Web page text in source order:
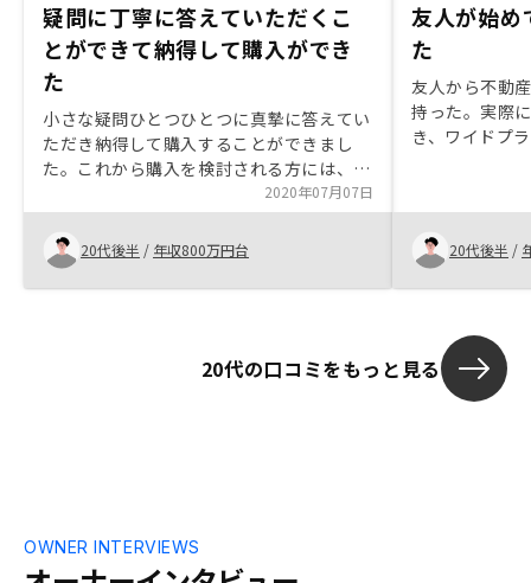
疑問に丁寧に答えていただくこ
とができて納得して購入ができ
た
小さな疑問ひとつひとつに真摯に答えてい
ただき納得して購入することができまし
た。これから購入を検討される方には、自
分の不安に思うところは全て質問していた
だくことをお勧めします。それぞれの物件
の良い点が提案資料の中に記載されている
と購入の際の検討材料として非常に役立つ
と思います。
2020年07月07日
20代後半 / 年収800万円台
友人が始め
た
友人から不動
持った。実際
き、ワイドプ
た。
20代後半 /
20代の口コミをもっと見る
OWNER INTERVIEWS